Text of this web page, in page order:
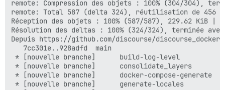
remote: Compression des objets : 100% (304/304),
remote: Total 587 (delta 324), réutilisation de 456
Réception des objets : 100% (587/587), 229.62 KiB |
Résolution des deltas : 100% (324/324), terminée
Depuis https://github.com/discourse/discourse_docker
7cc301e..928adfd  main
* [nouvelle branche]      build-log-level
* [nouvelle branche]      consolidate_layers
* [nouvelle branche]      docker-compose-
* [nouvelle branche]      generate-locales